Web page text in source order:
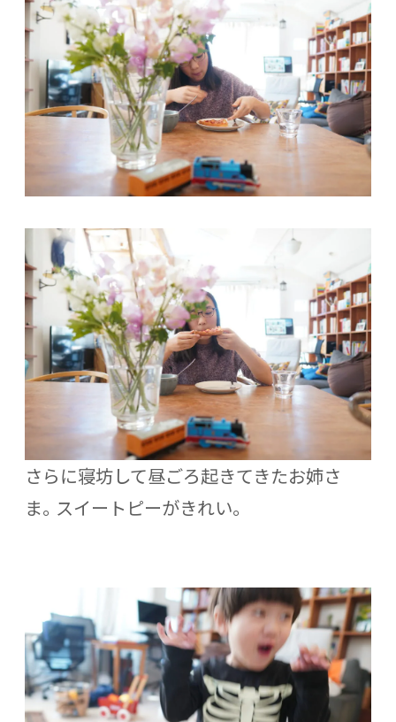
さらに寝坊して昼ごろ起きてきたお姉さ
ま。スイートピーがきれい。